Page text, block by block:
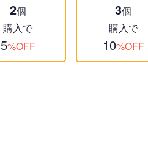
2個
購入で
5%OFF
3個
購入で
10%OFF